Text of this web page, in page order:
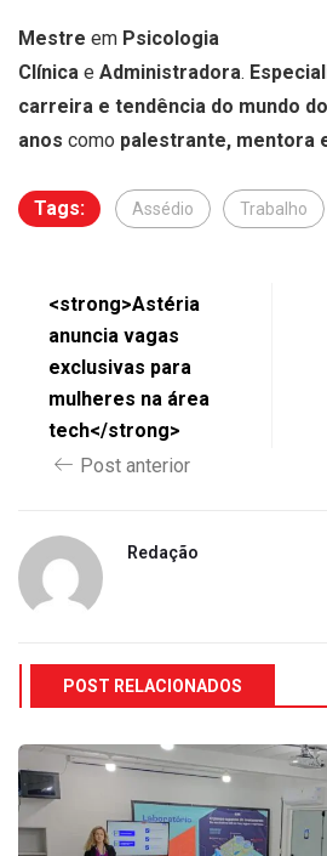
Mestre em Psicologia
Clínica e Administradora.
carreira e tendência do mundo
anos como palestrante, mentora
Tags: Assédio Trabalho
<strong>Astéria
anuncia vagas
exclusivas para
mulheres na área
tech</strong>
Post anterior
Redação
POST RELACIONADOS